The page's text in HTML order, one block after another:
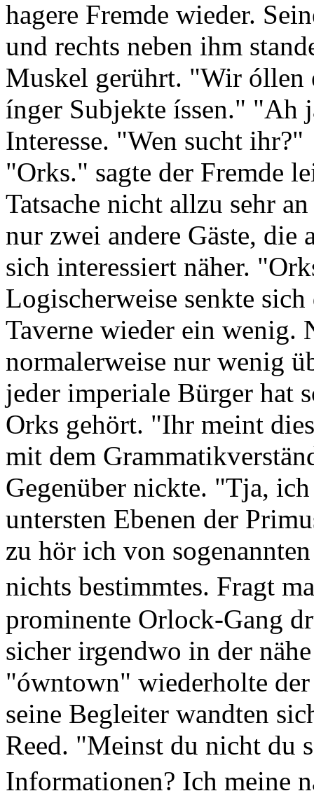
hagere Fremde wieder.
und rechts neben ihm
Muskel gerührt. "Wir óllen
ínger Subjekte íssen." "Ah
Interesse. "Wen sucht ihr?"
"Orks." sagte der Fremde
Tatsache nicht allzu sehr
nur zwei andere Gäste, die
sich interessiert näher.
Logischerweise senkte
Taverne wieder ein wenig.
normalerweise nur wenig
jeder imperiale Bürger hat
Orks gehört. "Ihr meint
mit dem
Gegenüber nickte. "Tja,
untersten Ebenen der
zu hör ich von
nichts bestimmtes. Fragt
prominente Orlock-Gang
sicher irgendwo in der
"ówntown" wiederholte
seine Begleiter wandten
Reed. "Meinst du nicht du
Informationen? Ich meine